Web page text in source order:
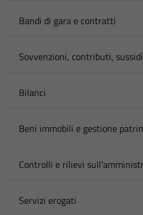
Bandi di gara e contratti
Sovvenzioni, contributi,
Bilanci
Beni immobili e gestione
Controlli e rilievi
Servizi erogati